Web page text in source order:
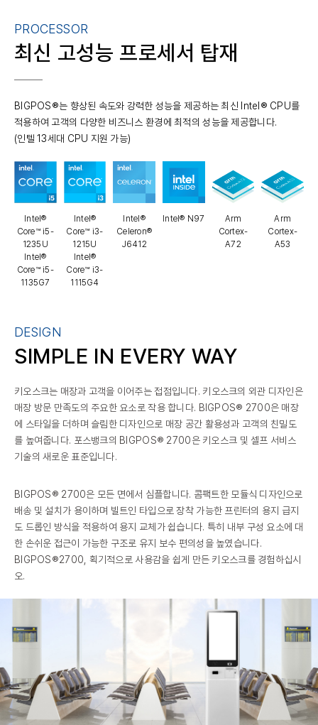
PROCESSOR
최신 고성능 프로세서 탑재
BIGPOS®는 향상된 속도와 강력한 성능을 제공하는 최신 Intel® CPU를
적용하여 고객의 다양한 비즈니스 환경에 최적의 성능을 제공합니다.
(인텔 13세대 CPU 지원 가능)
Intel®
Core™ i5-
1235U
Intel®
Core™ i5-
1135G7
Intel®
Core™ i3-
1215U
Intel®
Core™ i3-
1115G4
Intel®
Celeron®
J6412
Intel® N97
Arm
Cortex-
A72
Arm
Cortex-
A53
DESIGN
SIMPLE IN EVERY WAY
키오스크는 매장과 고객을 이어주는 접점입니다. 키오스크의 외관 디자인은
매장 방문 만족도의 주요한 요소로 작용 합니다. BIGPOS® 2700은 매장
에 스타일을 더하며 슬림한 디자인으로 매장 공간 활용성과 고객의 친밀도
를 높여줍니다. 포스뱅크의 BIGPOS® 2700은 키오스크 및 셀프 서비스
기술의 새로운 표준입니다.
BIGPOS® 2700은 모든 면에서 심플합니다. 콤팩트한 모듈식 디자인으로
배송 및 설치가 용이하며 빌트인 타입으로 장착 가능한 프린터의 용지 급지
도 드롭인 방식을 적용하여 용지 교체가 쉽습니다. 특히 내부 구성 요소에 대
한 손쉬운 접근이 가능한 구조로 유지 보수 편의성을 높였습니다.
BIGPOS®2700, 획기적으로 사용감을 쉽게 만든 키오스크를 경험하십시
오.